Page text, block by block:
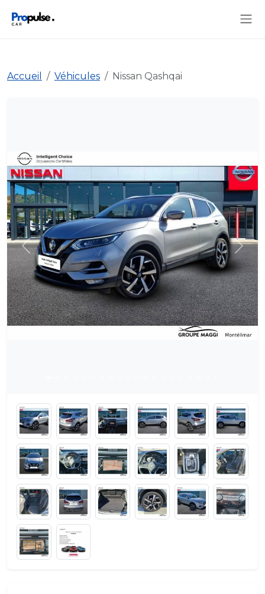
Accueil Véhicules Nissan Qashqai
Précédent